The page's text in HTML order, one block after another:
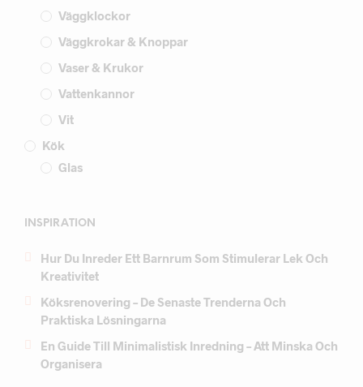
Väggklockor
Väggkrokar & Knoppar
Vaser & Krukor
Vattenkannor
Vit
Kök
Glas
INSPIRATION
Hur Du Inreder Ett Barnrum Som Stimulerar Lek Och
Kreativitet
Köksrenovering – De Senaste Trenderna Och
Praktiska Lösningarna
En Guide Till Minimalistisk Inredning – Att Minska Och
Organisera